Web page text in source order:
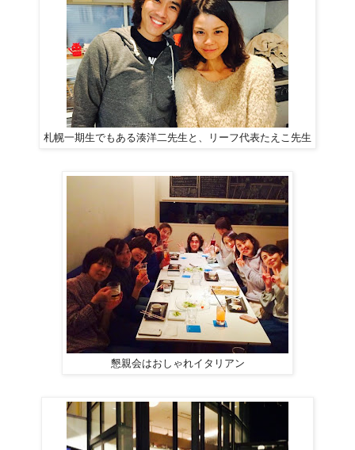
札幌一期生でもある湊洋二先生と、リーフ代表たえこ先生
懇親会はおしゃれイタリアン